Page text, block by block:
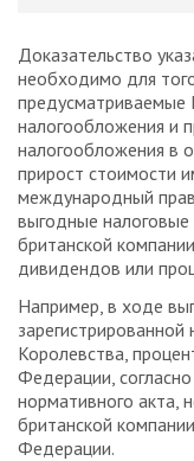
Доказательство
необходимо для
предусматриваемые
налогообложения и
налогообложения в
прирост стоимости
международный
выгодные
британской
дивидендов или
Например, в ходе
Королевства,
Федерации,
нормативного акта,
британской
Федерации.